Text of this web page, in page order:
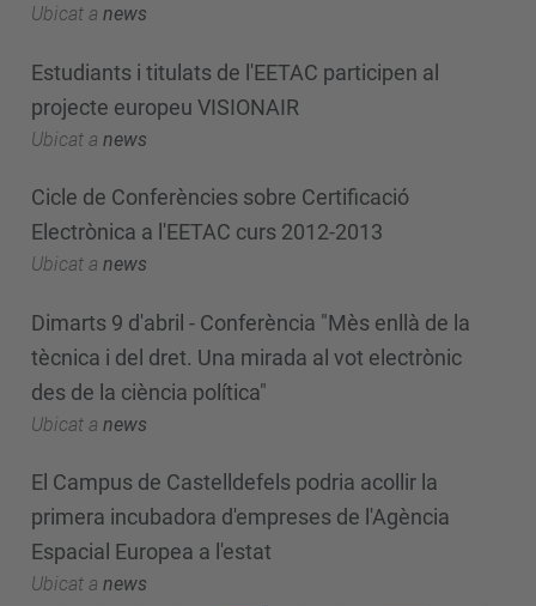
Ubicat a news
Estudiants i titulats de l'EETAC participen al
projecte europeu VISIONAIR
Ubicat a news
Cicle de Conferències sobre Certificació
Electrònica a l'EETAC curs 2012-2013
Ubicat a news
Dimarts 9 d'abril - Conferència "Mès enllà de la
tècnica i del dret. Una mirada al vot electrònic
des de la ciència política"
Ubicat a news
El Campus de Castelldefels podria acollir la
primera incubadora d'empreses de l'Agència
Espacial Europea a l'estat
Ubicat a news